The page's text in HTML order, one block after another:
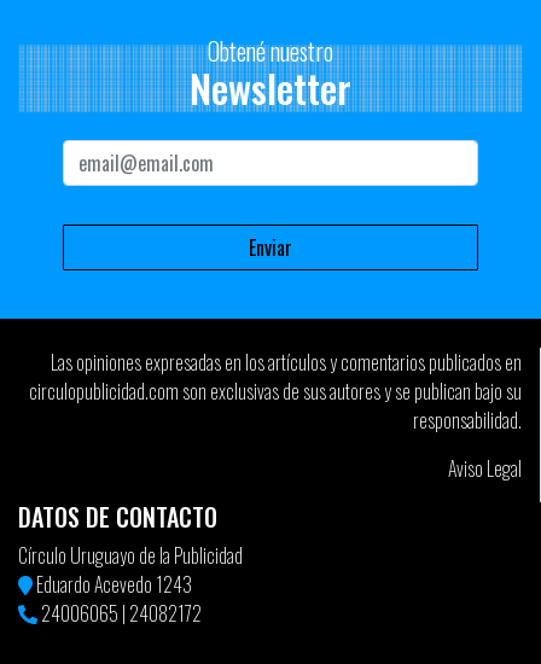
Obtené nuestro
Newsletter
Las opiniones expresadas en los artículos y comentarios publicados en
circulopublicidad.com son exclusivas de sus autores y se publican bajo su
responsabilidad.
Aviso Legal
DATOS DE CONTACTO
Círculo Uruguayo de la Publicidad
Eduardo Acevedo 1243
24006065 | 24082172